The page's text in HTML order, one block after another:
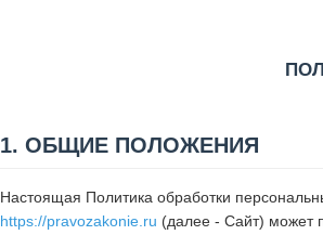
1. ОБЩИЕ ПОЛОЖЕНИЯ
Настоящая Политика обработки
https://pravozakonie.ru (далее - Сайт) может